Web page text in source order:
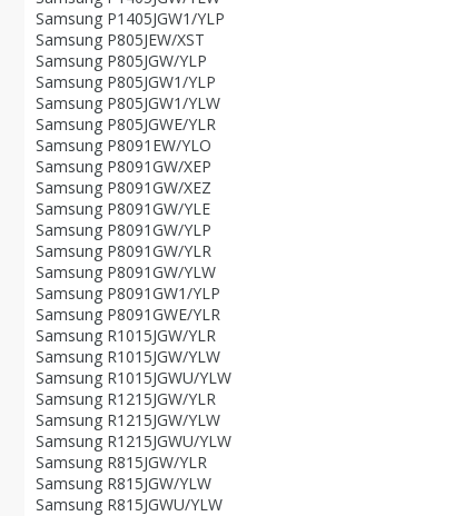
Samsung P1405JGW1/YLP
Samsung P805JEW/XST
Samsung P805JGW/YLP
Samsung P805JGW1/YLP
Samsung P805JGW1/YLW
Samsung P805JGWE/YLR
Samsung P8091EW/YLO
Samsung P8091GW/XEP
Samsung P8091GW/XEZ
Samsung P8091GW/YLE
Samsung P8091GW/YLP
Samsung P8091GW/YLR
Samsung P8091GW/YLW
Samsung P8091GW1/YLP
Samsung P8091GWE/YLR
Samsung R1015JGW/YLR
Samsung R1015JGW/YLW
Samsung R1015JGWU/YLW
Samsung R1215JGW/YLR
Samsung R1215JGW/YLW
Samsung R1215JGWU/YLW
Samsung R815JGW/YLR
Samsung R815JGW/YLW
Samsung R815JGWU/YLW